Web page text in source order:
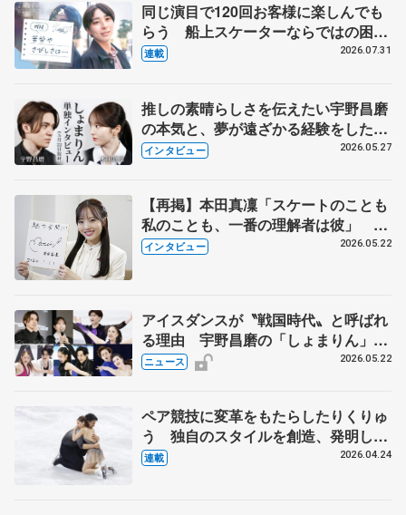
同じ演目で120回お客様に楽しんでも
らう 船上スケーターならではの困難
とは 影響あったPIW前キャプテン松
連載 2026.07.31
推しの素晴らしさを伝えたい宇野昌磨
の本気と、夢が遠ざかる経験をした本
田真凜の覚悟
インタビュー 2026.05.27
【再掲】本田真凜「スケートのことも
私のことも、一番の理解者は彼」 引
退時の単独インタビューで語った競技
インタビュー 2026.05.22
アイスダンスが〝戦国時代〟と呼ばれ
る理由 宇野昌磨の「しょまりん」ら
実力者が相次いで参戦 国内の競争激
ニュース 2026.05.22
ペア競技に変革をもたらしたりくりゅ
う 独自のスタイルを創造、発明した
【引退発表後②】
連載 2026.04.24